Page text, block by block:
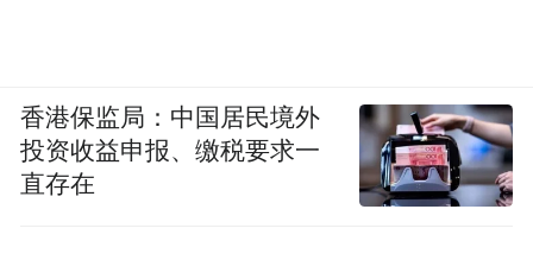
香港保监局：中国居民境外
投资收益申报、缴税要求一
直存在